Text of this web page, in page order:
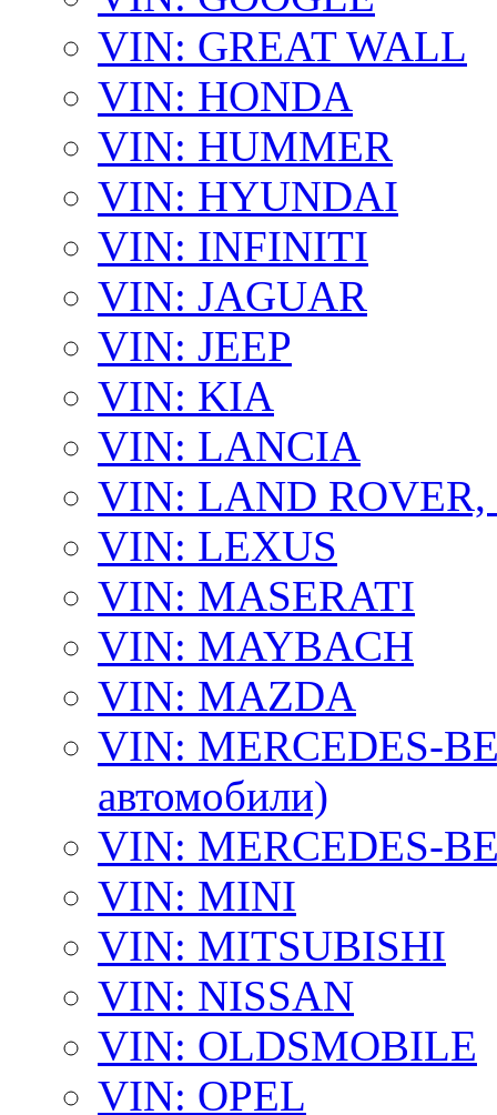
VIN: GREAT WALL
VIN: HONDA
VIN: HUMMER
VIN: HYUNDAI
VIN: INFINITI
VIN: JAGUAR
VIN: JEEP
VIN: KIA
VIN: LANCIA
VIN: LAND ROVER,
VIN: LEXUS
VIN: MASERATI
VIN: MAYBACH
VIN: MAZDA
VIN: MERCEDES-
автомобили)
VIN: MERCEDES-
VIN: MINI
VIN: MITSUBISHI
VIN: NISSAN
VIN: OLDSMOBILE
VIN: OPEL